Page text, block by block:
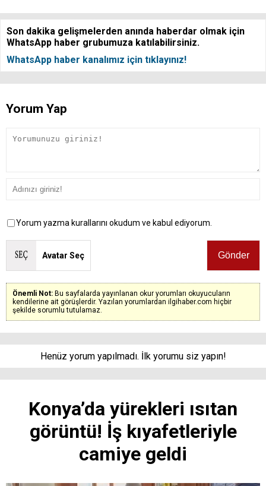
Son dakika gelişmelerden anında haberdar olmak için
WhatsApp haber grubumuza katılabilirsiniz.
WhatsApp haber kanalımız için tıklayınız!
Yorum Yap
Yorum yazma kurallarını okudum ve kabul ediyorum.
Avatar Seç
Önemli Not: Bu sayfalarda yayınlanan okur yorumları okuyucuların
kendilerine ait görüşlerdir. Yazılan yorumlardan ilgihaber.com hiçbir
şekilde sorumlu tutulamaz.
Henüz yorum yapılmadı. İlk yorumu siz yapın!
Konya’da yürekleri ısıtan
görüntü! İş kıyafetleriyle
camiye geldi